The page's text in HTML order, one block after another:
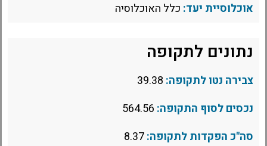
אוכלוסיית יעד: כלל האוכלוסיה
נתונים לתקופה
צבירה נטו לתקופה:
נכסים לסוף התקופה:
סה"כ הפקדות לתקופה: